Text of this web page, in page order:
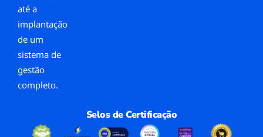
até a
implantação
de um
sistema de
gestão
completo.
Selos de Certificação